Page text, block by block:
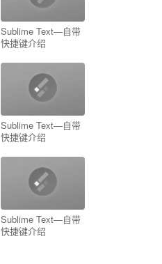
Sublime Text—自带
快捷键介绍
Sublime Text—自带
快捷键介绍
Sublime Text—自带
快捷键介绍